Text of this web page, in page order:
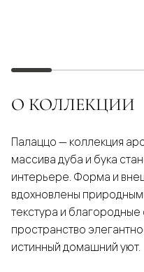
О КОЛЛЕКЦИИ
Палаццо — коллекция
массива дуба и бука
интерьере. Форма и
вдохновлены
текстура и благородные
пространство
истинный домашний уют.